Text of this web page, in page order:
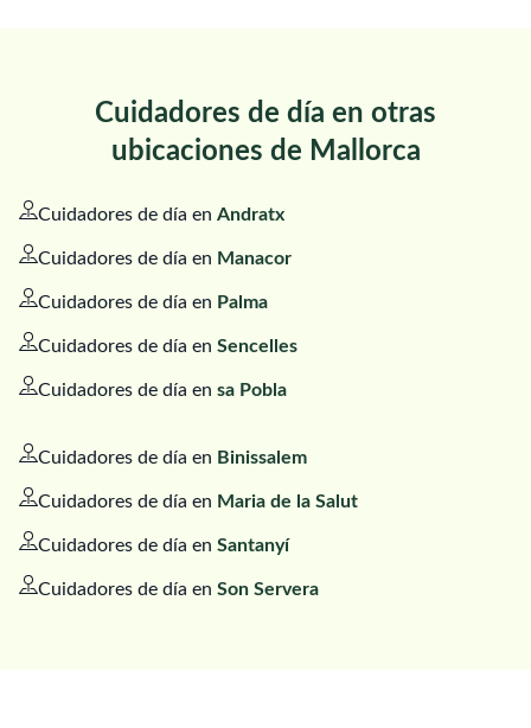
Cuidadores de día en otras
ubicaciones de Mallorca
Cuidadores de día en Andratx
Cuidadores de día en Manacor
Cuidadores de día en Palma
Cuidadores de día en Sencelles
Cuidadores de día en sa Pobla
Cuidadores de día en Binissalem
Cuidadores de día en Maria de la Salut
Cuidadores de día en Santanyí
Cuidadores de día en Son Servera